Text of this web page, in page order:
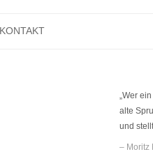
KONTAKT
„Wer
alte
und
– Moritz